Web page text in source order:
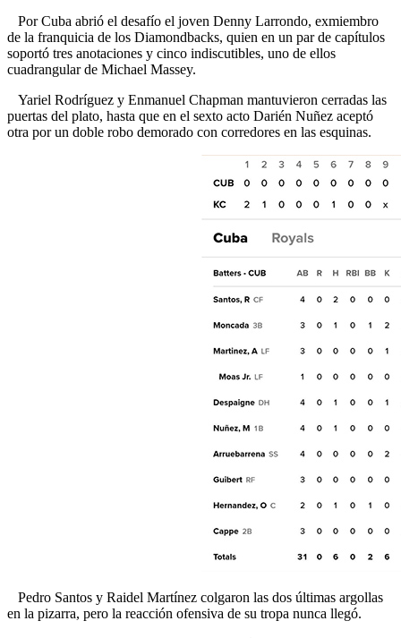
Por Cuba abrió el desafío el joven Denny Larrondo, exmiembro
de la franquicia de los Diamondbacks, quien en un par de capítulos
soportó tres anotaciones y cinco indiscutibles, uno de ellos
cuadrangular de Michael Massey.
Yariel Rodríguez y Enmanuel Chapman mantuvieron cerradas las
puertas del plato, hasta que en el sexto acto Darién Nuñez aceptó
otra por un doble robo demorado con corredores en las esquinas.
Pedro Santos y Raidel Martínez colgaron las dos últimas argollas
en la pizarra, pero la reacción ofensiva de su tropa nunca llegó.